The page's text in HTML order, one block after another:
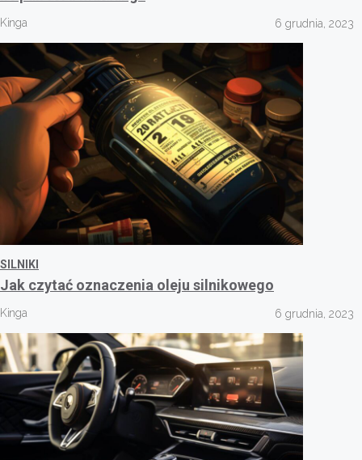
Kinga 6 grudnia, 2023
SILNIKI
Jak czytać oznaczenia oleju silnikowego
Kinga 6 grudnia, 2023